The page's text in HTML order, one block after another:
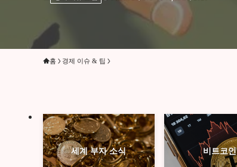
홈 경제 이슈 & 팁
세계 부자 소식 비트코인